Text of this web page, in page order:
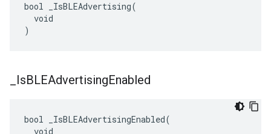
bool _IsBLEAdvertising(
  void
)
IsBLEAdvertisingEnabled
bool _IsBLEAdvertisingEnabled(
  void